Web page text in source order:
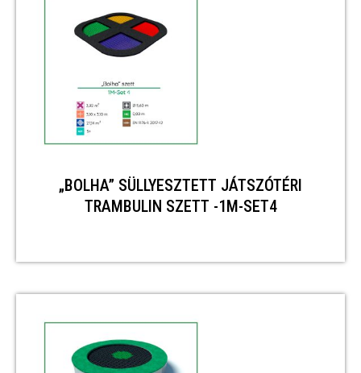
„BOLHA” SÜLLYESZTETT JÁTSZÓTÉRI
TRAMBULIN SZETT -1M-SET4